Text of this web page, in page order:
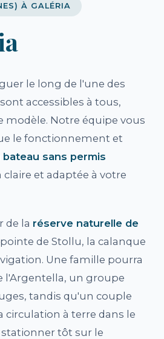
À GALÉRIA
le long de l'une des
accessibles à tous,
modèle. Notre équipe vous
le fonctionnement et
sans permis
et adaptée à votre
de la réserve naturelle de
pointe de Stollu, la calanque
Une famille pourra
l'Argentella, un groupe
tandis qu'un couple
circulation à terre dans le
stationner tôt sur le